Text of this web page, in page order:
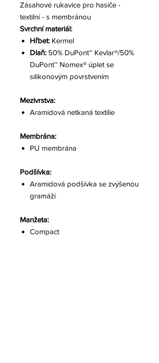
Zásahové rukavice pro hasiče -
textilní - s membránou
Svrchní materiál:
Hřbet: Kermel
Dlaň: 50% DuPont™ Kevlar®/50%
DuPont™ Nomex® úplet se
silikonovým povrstvením
Mezivrstva:
Aramidová netkaná textilie
Membrána:
PU membrána
Podšívka:
Aramidová podšívka se zvýšenou
gramáží
Manžeta:
Compact